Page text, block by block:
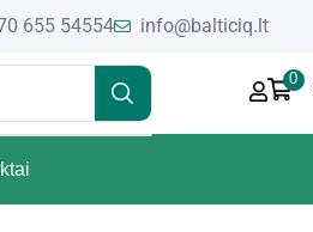
655 54554 info@balticiq.lt
0